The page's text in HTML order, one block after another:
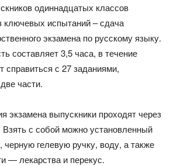
одиннадцатых классов
ключевых испытаний – сдача
экзамена по русскому языку.
составляет 3,5 часа, в течение
справиться с 27 заданиями,
части.
экзамена выпускники проходят через
Взять с собой можно установленный
черную гелевую ручку, воду, а также
— лекарства и перекус.